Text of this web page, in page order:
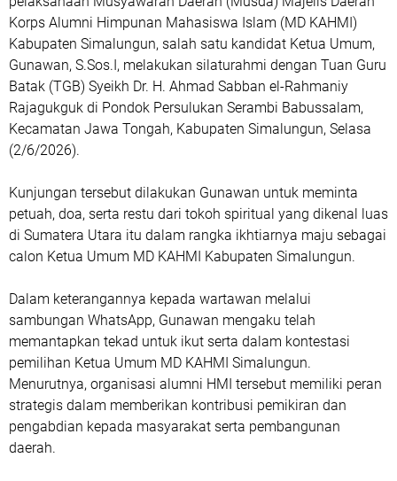
Korps Alumni Himpunan Mahasiswa Islam (MD KAHMI)
Kabupaten Simalungun, salah satu kandidat Ketua Umum,
Gunawan, S.Sos.I, melakukan silaturahmi dengan Tuan Guru
Batak (TGB) Syeikh Dr. H. Ahmad Sabban el-Rahmaniy
Rajagukguk di Pondok Persulukan Serambi Babussalam,
Kecamatan Jawa Tongah, Kabupaten Simalungun, Selasa
(2/6/2026).
Kunjungan tersebut dilakukan Gunawan untuk meminta
petuah, doa, serta restu dari tokoh spiritual yang dikenal luas
di Sumatera Utara itu dalam rangka ikhtiarnya maju sebagai
calon Ketua Umum MD KAHMI Kabupaten Simalungun.
Dalam keterangannya kepada wartawan melalui
sambungan WhatsApp, Gunawan mengaku telah
memantapkan tekad untuk ikut serta dalam kontestasi
pemilihan Ketua Umum MD KAHMI Simalungun.
Menurutnya, organisasi alumni HMI tersebut memiliki peran
strategis dalam memberikan kontribusi pemikiran dan
pengabdian kepada masyarakat serta pembangunan
daerah.